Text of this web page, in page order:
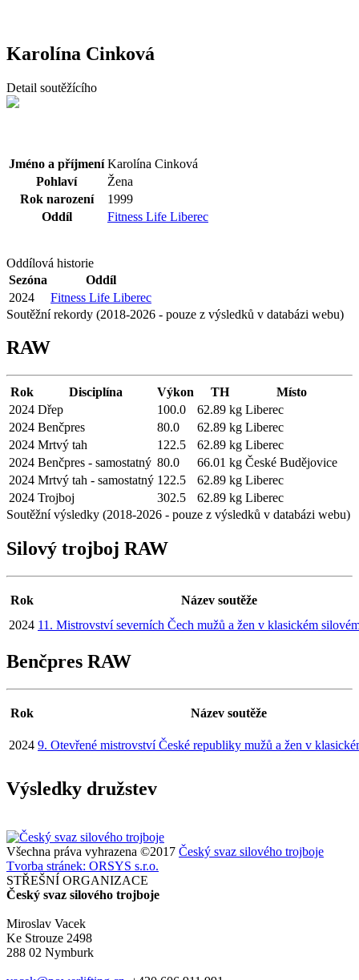
Karolína Cinková
Detail soutěžícího
Jméno a příjmení Karolína Cinková
Pohlaví
Žena
Rok narození
1999
Oddíl
Fitness Life Liberec
Oddílová historie
Sezóna
Oddíl
2024
Fitness Life Liberec
Soutěžní rekordy (2018-2026 - pouze z výsledků v databázi webu)
RAW
Rok Disciplína Výkon TH
Místo
2024 Dřep 100.0 62.89 kg Liberec
2024 Benčpres 80.0 62.89 kg Liberec
2024 Mrtvý tah 122.5 62.89 kg Liberec
2024 Benčpres - samostatný 80.0 66.01 kg České Budějovice
2024 Mrtvý tah - samostatný 122.5 62.89 kg Liberec
2024 Trojboj 302.5 62.89 kg Liberec
Soutěžní výsledky (2018-2026 - pouze z výsledků v databázi webu)
Silový trojboj RAW
Rok
Název soutěže
2024 11. Mistrovství severních Čech mužů a žen v klasickém
Benčpres RAW
Rok Název soutěže
2024 9. Otevřené mistrovství České republiky mužů a žen v
Výsledky družstev
Všechna práva vyhrazena ©2017 Český svaz silového trojboje
Tvorba stránek: ORSYS s.r.o.
STŘEŠNÍ ORGANIZACE
Český svaz silového trojboje
Miroslav Vacek
Ke Strouze 2498
288 02 Nymburk